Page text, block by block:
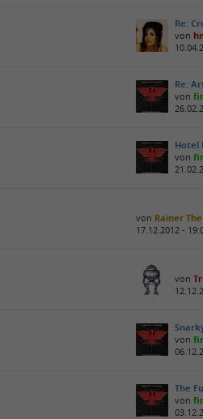
Re:
von
Re:
von
Hotel
von
von Rainer
17.12.2012 -
von
von
The
von